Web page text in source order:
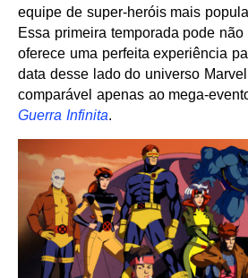
equipe de super-heróis mais
Essa primeira temporada pode não
oferece uma perfeita experiência
data desse lado do universo
comparável apenas ao mega-
Guerra Infinita.